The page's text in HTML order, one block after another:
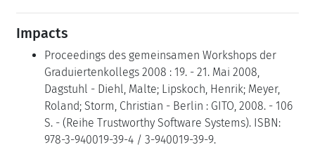
Impacts
Proceedings des gemeinsamen Workshops der
Graduiertenkollegs 2008 : 19. - 21. Mai 2008,
Dagstuhl - Diehl, Malte; Lipskoch, Henrik; Meyer,
Roland; Storm, Christian - Berlin : GITO, 2008. - 106
S. - (Reihe Trustworthy Software Systems). ISBN:
978-3-940019-39-4 / 3-940019-39-9.